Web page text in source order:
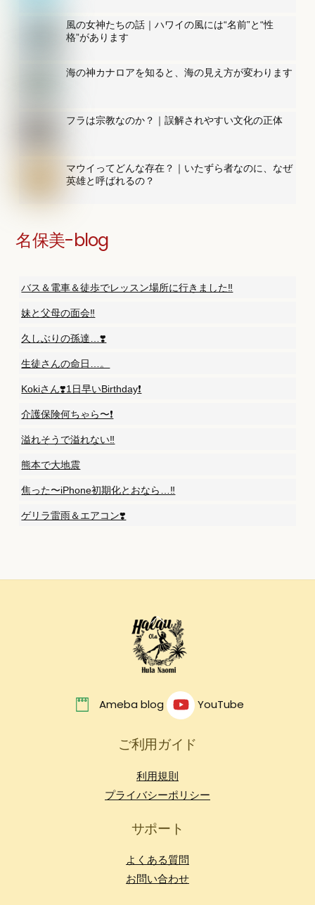
風の女神たちの話｜ハワイの風には“名前”と“性
格”があります
海の神カナロアを知ると、海の見え方が変わります
フラは宗教なのか？｜誤解されやすい文化の正体
マウイってどんな存在？｜いたずら者なのに、なぜ
英雄と呼ばれるの？
名保美-blog
バス＆電車＆徒歩でレッスン場所に行きました‼️
妹と父母の面会‼️
久しぶりの孫達…❣️
生徒さんの命日…。
Kokiさん❣️1日早いBirthday❗️
介護保険何ちゃら〜❗️
溢れそうで溢れない‼️
熊本で大地震
焦った〜iPhone初期化とおなら…‼️
ゲリラ雷雨＆エアコン❣️
Back
To
Top
Ameba blog YouTube
ご利用ガイド
利用規則
プライバシーポリシー
サポート
よくある質問
お問い合わせ